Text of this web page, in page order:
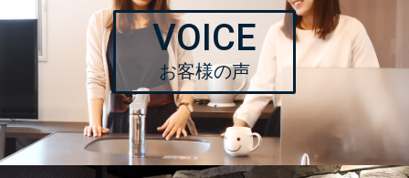
VOICE
お客様の声